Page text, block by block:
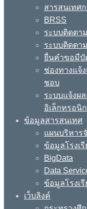
สารสนเทศ
BRSS
ระบบติดตา
ระบบติดตา
ยื่นคำขอมีบั
ช่องทางแจ้
ชอบ
ระบบแจ้งผ
อิเล็กทรอนิ
ข้อมูลสารสนเทศ
แผนบริหาร
ข้อมูลโรงเ
BigData
Data
ข้อมูลโรงเ
เว็บลิงค์